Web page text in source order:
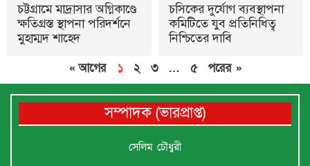
চট্টগ্রামে মাদ্রাসার অগ্নিকাণ্ডে
ক্ষতিগ্রস্ত স্থাপনা পরিদর্শনে
মুহাম্মদ শাহেদ
চসিকের দুর্যোগ ব্যবস্থাপনা
কমিটিতে যুব প্রতিনিধিত্ব
নিশ্চিতের দাবি
« আগের ১ ২ ৩ … ৫ পরের »
সম্পাদক (ভারপ্রাপ্ত)
সেলিম চৌধুরী